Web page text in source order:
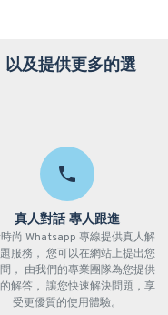
及提供更多的選
真人對話 專人跟進
尚 Whatsapp 專線提供真人解
服務， 您可以在網站上提出您
， 由我們的專業團隊為您提供
解答， 讓您快速解決問題，享
受更優質的使用體驗。